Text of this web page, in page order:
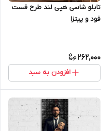
تابلو شاسی هپی لند طرح فست
فود و پیتزا
262,000
افزودن به سبد